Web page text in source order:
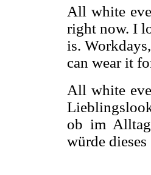
All white
right now. I
is.
can wear it
All white
ob im
würde